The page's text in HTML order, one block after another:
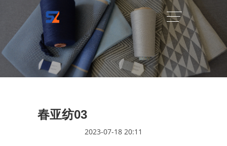
春亚纺03
2023-07-18 20:11